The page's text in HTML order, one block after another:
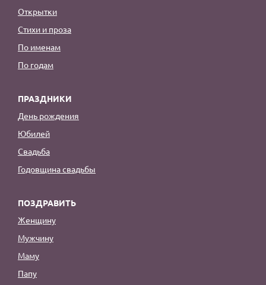
Открытки
Стихи и проза
По именам
По годам
ПРАЗДНИКИ
День рождения
Юбилей
Свадьба
Годовщина свадьбы
ПОЗДРАВИТЬ
Женщину
Мужчину
Маму
Папу